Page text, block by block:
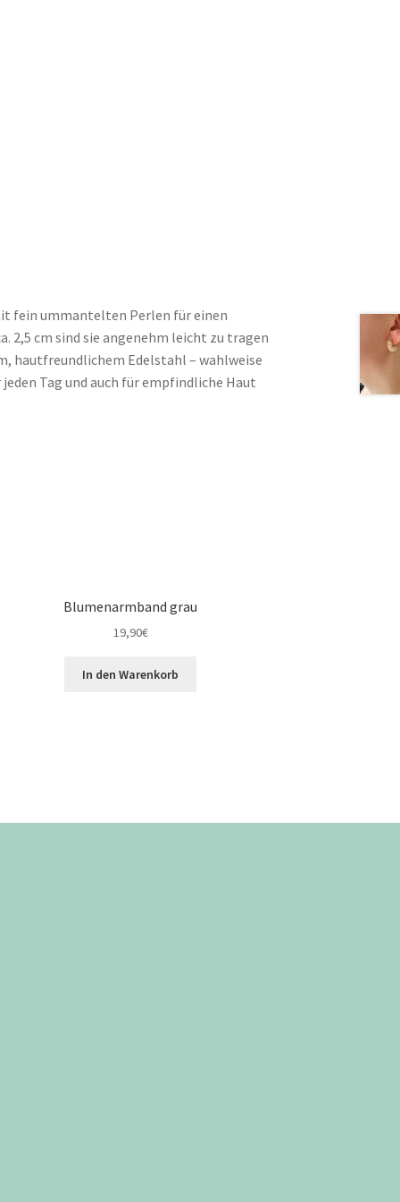
fein ummantelten Perlen für einen
2,5 cm sind sie angenehm leicht zu tragen
hautfreundlichem Edelstahl – wahlweise
Tag und auch für empfindliche Haut
Blumenarmband grau
19,90€
In den Warenkorb